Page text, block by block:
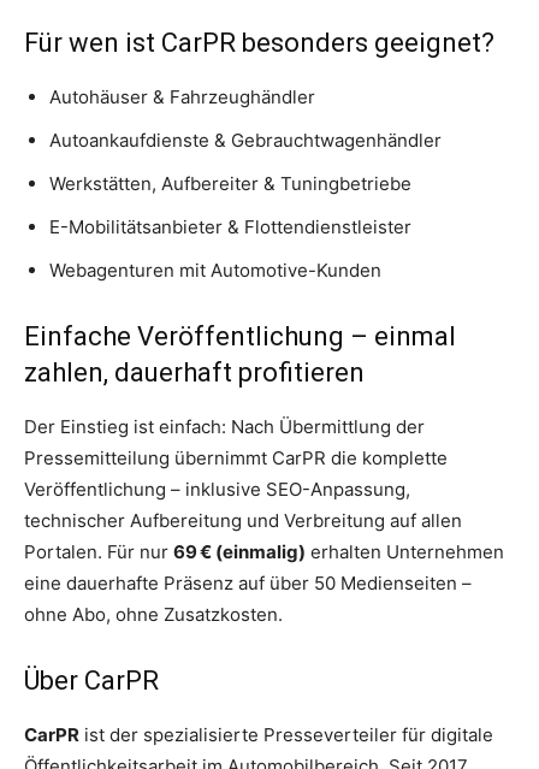
Für wen ist CarPR besonders geeignet?
Autohäuser & Fahrzeughändler
Autoankaufdienste & Gebrauchtwagenhändler
Werkstätten, Aufbereiter & Tuningbetriebe
E-Mobilitätsanbieter & Flottendienstleister
Webagenturen mit Automotive-Kunden
Einfache Veröffentlichung – einmal
zahlen, dauerhaft profitieren
Der Einstieg ist einfach: Nach Übermittlung der
Pressemitteilung übernimmt CarPR die komplette
Veröffentlichung – inklusive SEO-Anpassung,
technischer Aufbereitung und Verbreitung auf allen
Portalen. Für nur 69 € (einmalig) erhalten Unternehmen
eine dauerhafte Präsenz auf über 50 Medienseiten –
ohne Abo, ohne Zusatzkosten.
Über CarPR
CarPR ist der spezialisierte Presseverteiler für digitale